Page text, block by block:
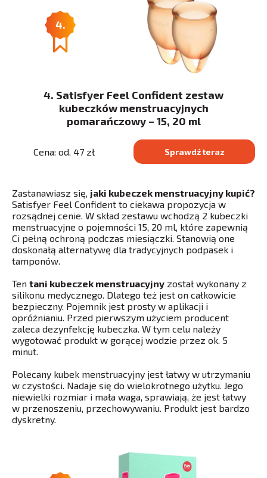
4.
4. Satisfyer Feel Confident zestaw
kubeczków menstruacyjnych
pomarańczowy – 15, 20 ml
Cena: od. 47 zł Sprawdź teraz
Zastanawiasz się, jaki kubeczek menstruacyjny kupić?
Satisfyer Feel Confident to ciekawa propozycja w
rozsądnej cenie. W skład zestawu wchodzą 2 kubeczki
menstruacyjne o pojemności 15, 20 ml, które zapewnią
Ci pełną ochroną podczas miesiączki. Stanowią one
doskonałą alternatywę dla tradycyjnych podpasek i
tamponów.
Ten tani kubeczek menstruacyjny został wykonany z
silikonu medycznego. Dlatego też jest on całkowicie
bezpieczny. Pojemnik jest prosty w aplikacji i
opróżnianiu. Przed pierwszym użyciem producent
zaleca dezynfekcję kubeczka. W tym celu należy
wygotować produkt w gorącej wodzie przez ok. 5
minut.
Polecany kubek menstruacyjny jest łatwy w utrzymaniu
w czystości. Nadaje się do wielokrotnego użytku. Jego
niewielki rozmiar i mała waga, sprawiają, że jest łatwy
w przenoszeniu, przechowywaniu. Produkt jest bardzo
dyskretny.